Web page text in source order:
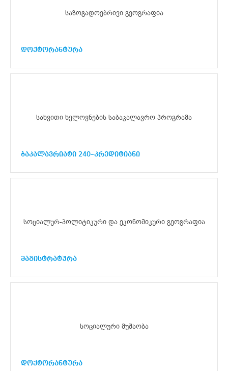
საზოგადოებრივი გეოგრაფია
დოქტორანტურა
სახვითი ხელოვნების საბაკალავრო პროგრამა
ბაკალავრიატი 240–კრედიტიანი
სოციალურ-პოლიტიკური და ეკონომიკური გეოგრაფია
მაგისტრატურა
სოციალური მუშაობა
დოქტორანტურა